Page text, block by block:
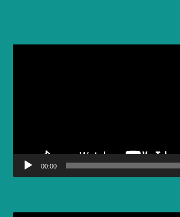
00:00